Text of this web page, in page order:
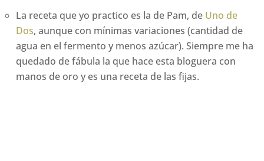
La receta que yo practico es la de Pam, de Uno de
Dos, aunque con mínimas variaciones (cantidad de
agua en el fermento y menos azúcar). Siempre me ha
quedado de fábula la que hace esta bloguera con
manos de oro y es una receta de las fijas.